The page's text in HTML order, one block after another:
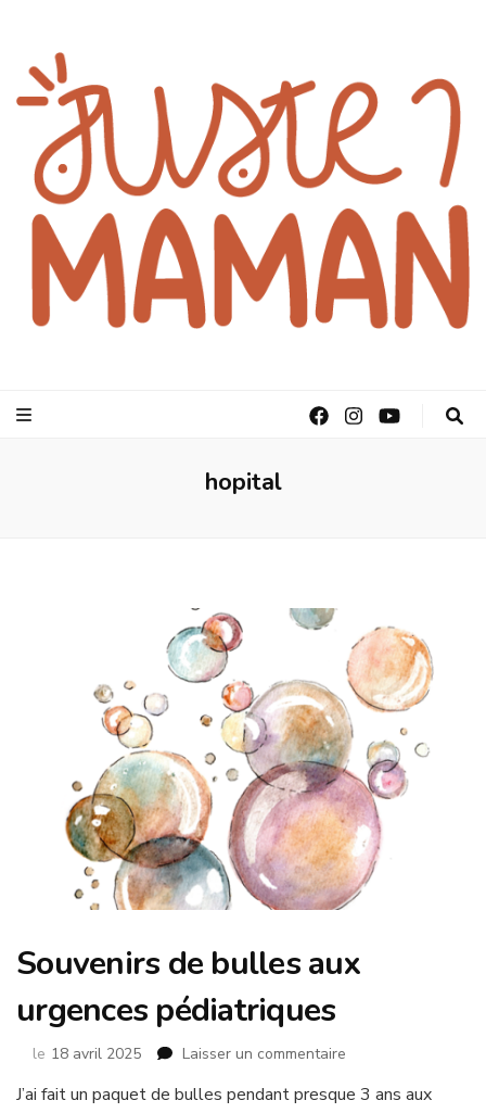
hopital
Souvenirs de bulles aux
urgences pédiatriques
le 18 avril 2025 Laisser un commentaire
de
J’ai fait un paquet de bulles pendant presque 3 ans aux